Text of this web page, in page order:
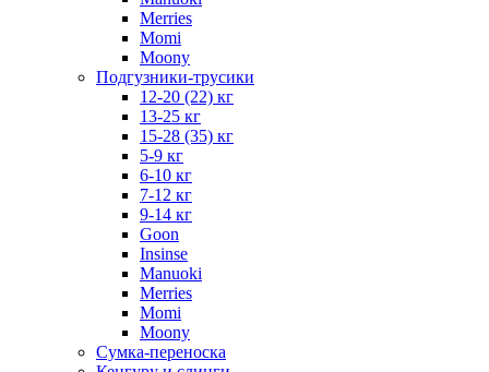
Merries
Momi
Moony
Подгузники-трусики
12-20 (22) кг
13-25 кг
15-28 (35) кг
5-9 кг
6-10 кг
7-12 кг
9-14 кг
Goon
Insinse
Manuoki
Merries
Momi
Moony
Сумка-переноска